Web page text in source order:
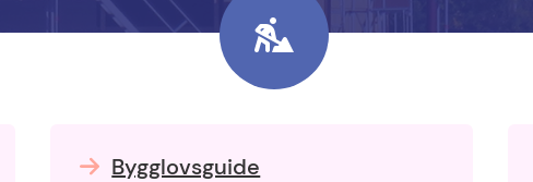
Bygglovsguide